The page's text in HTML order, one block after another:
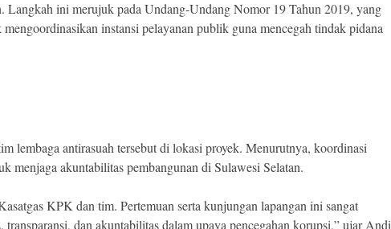
Langkah ini merujuk pada Undang-Undang Nomor 19 Tahun 2019, yang
instansi pelayanan publik guna mencegah tindak pidana
lembaga antirasuah tersebut di lokasi proyek. Menurutnya, koordinasi
menjaga akuntabilitas pembangunan di Sulawesi Selatan.
KPK dan tim. Pertemuan serta kunjungan lapangan ini sangat
dan akuntabilitas dalam upaya pencegahan korupsi,” ujar Andi